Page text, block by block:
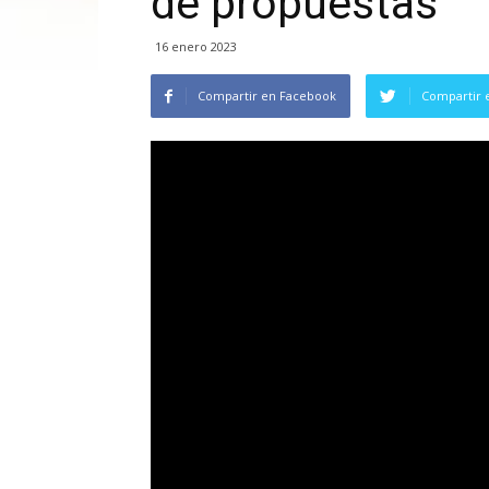
16 enero 2023
Compartir en Facebook Compartir